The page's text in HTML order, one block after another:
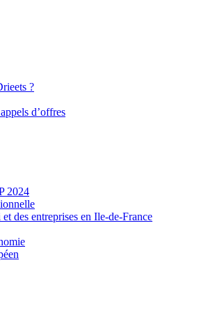
?
d’offres
2024
des entreprises en Ile-de-France